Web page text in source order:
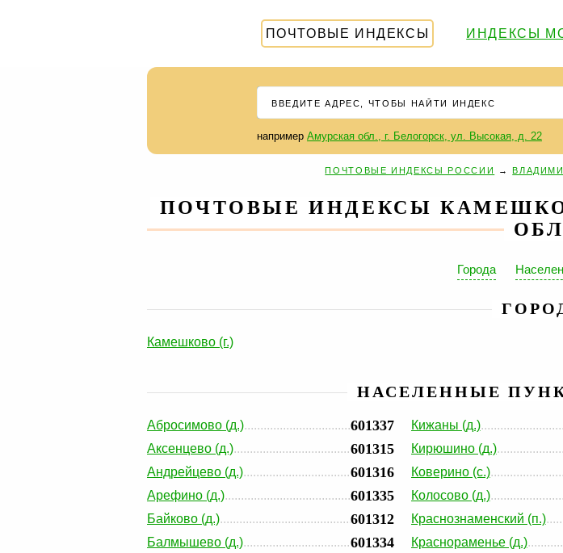
ПОЧТОВЫЕ ИНДЕКСЫ ИНДЕКСЫ
например Амурская обл., г. Белогорск, ул. Высокая, д. 22
ПОЧТОВЫЕ ИНДЕКСЫ РОССИИ →
ПОЧТОВЫЕ ИНДЕКСЫ
Города
Камешково (г.)
НАСЕЛЕННЫЕ
Абросимово (д.) 601337
Аксенцево (д.) 601315
Андрейцево (д.) 601316
Арефино (д.) 601335
Байково (д.) 601312
Балмышево (д.) 601334
Кижаны (д.)
Кирюшино (д.)
Коверино (с.)
Колосово (д.)
Краснознаменский (п.)
Краснораменье (д.)